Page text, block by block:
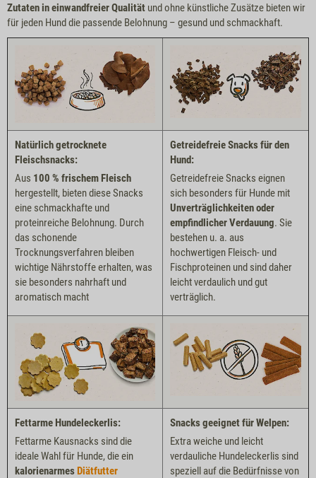
Zutaten in einwandfreier Qualität und ohne künstliche Zusätze bieten wir
für jeden Hund die passende Belohnung – gesund und schmackhaft.
Natürlich getrocknete
Fleischsnacks:
Aus 100 % frischem Fleisch
hergestellt, bieten diese Snacks
eine schmackhafte und
proteinreiche Belohnung. Durch
das schonende
Trocknungsverfahren bleiben
wichtige Nährstoffe erhalten, was
sie besonders nahrhaft und
aromatisch macht
Getreidefreie Snacks für den
Hund:
Getreidefreie Snacks eignen
sich besonders für Hunde mit
Unverträglichkeiten oder
empfindlicher Verdauung. Sie
bestehen u. a. aus
hochwertigen Fleisch- und
Fischproteinen und sind daher
leicht verdaulich und gut
verträglich.
Fettarme Hundeleckerlis:
Fettarme Kausnacks sind die
ideale Wahl für Hunde, die ein
kalorienarmesDiätfutter
Snacks geeignet für Welpen:
Extra weiche und leicht
verdauliche Hundeleckerlis sind
speziell auf die Bedürfnisse von